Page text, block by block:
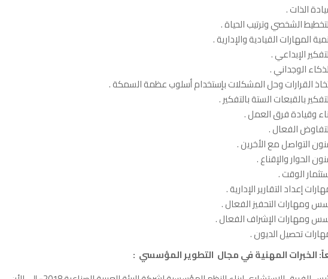
الذات .
الشخصي وترتيب الحياة .
المهارات القيادية والإدارية .
الإبداعي .
الوجداني .
القرارات وحل المشكلات بإستخدام أسلوب عظمة السمكة .
بالقبعات الستة بالتفكير .
وقيادة فرق العمل .
الفعال .
التواصل مع الأخرين .
الحوار والإقناع .
الوقت .
إعداد التقارير الإدارية .
ومهارات التحفيز الفعال .
ومهارات الإشراف الفعال .
تحصيل الديون .
الخبرات المهنية في مجال التطوير المؤسسي :